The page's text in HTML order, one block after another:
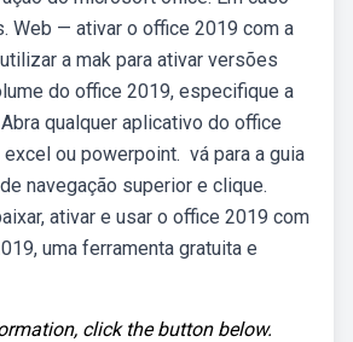
Web — ativar o office 2019 com a
a mak para ativar versões
do office 2019, especifique a
qualquer aplicativo do office
ou powerpoint. ⁢ vá para a guia
de navegação superior ⁢e clique.
ativar e usar o office 2019 com
uma ferramenta gratuita e
click the button below.